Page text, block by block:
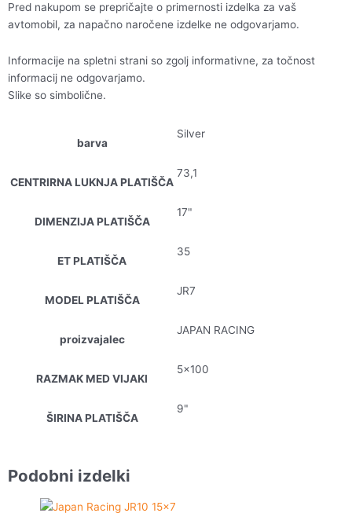
Pred nakupom se prepričajte o primernosti izdelka za vaš
avtomobil, za napačno naročene izdelke ne odgovarjamo.
Informacije na spletni strani so zgolj informativne, za točnost
informacij ne odgovarjamo.
Slike so simbolične.
barva
Silver
CENTRIRNA LUKNJA PLATIŠČA
73,1
DIMENZIJA PLATIŠČA
17"
ET PLATIŠČA
35
MODEL PLATIŠČA
JR7
proizvajalec
JAPAN RACING
RAZMAK MED VIJAKI
5×100
ŠIRINA PLATIŠČA
9"
Podobni izdelki